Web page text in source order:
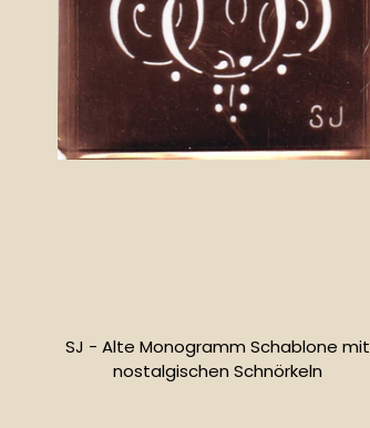
SJ - Alte Monogramm Schablone mit
nostalgischen Schnörkeln